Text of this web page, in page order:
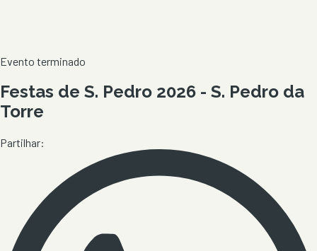
Evento terminado
Festas de S. Pedro 2026 - S. Pedro da
Torre
Partilhar: